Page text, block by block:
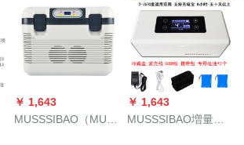
￥ 1,643
MUSSSIBAO（MUSIC
￥ 1,643
MUSSSIBAO増量大